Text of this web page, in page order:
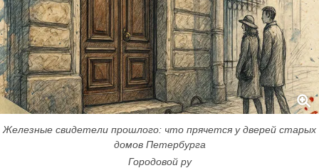
Железные свидетели прошлого: что прячется у дверей старых
домов Петербурга
Городовой ру